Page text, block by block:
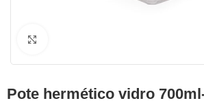
pote hermético vidro